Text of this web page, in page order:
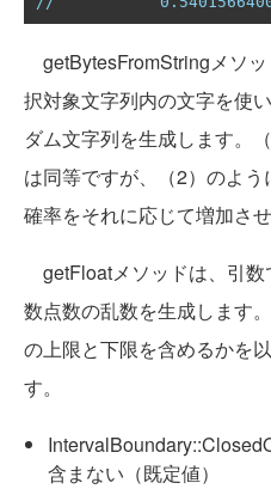
getBytesFromStringメソ
択対象文字列内の文字を使
ダム文字列を生成します。
は同等ですが、（2）のよ
確率をそれに応じて増加さ
getFloatメソッドは、引
数点数の乱数を生成します
の上限と下限を含めるかを
す。
含まない（既定値）